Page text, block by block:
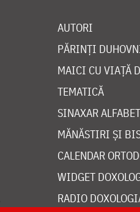
AUTORI
PĂRINȚI
MAICI CU VIAȚĂ
TEMATICĂ
SINAXAR
MĂNĂSTIRI ȘI
CALENDAR
WIDGET
RADIO